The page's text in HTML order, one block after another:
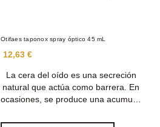
Otifaes taponox spray óptico 45 mL
12,63 €
La cera del oído es una secreción
natural que actúa como barrera. En
ocasiones, se produce una acumu…